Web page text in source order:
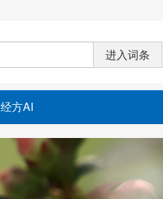
经方AI